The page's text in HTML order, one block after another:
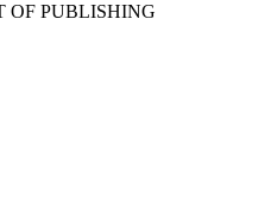
OF PUBLISHING